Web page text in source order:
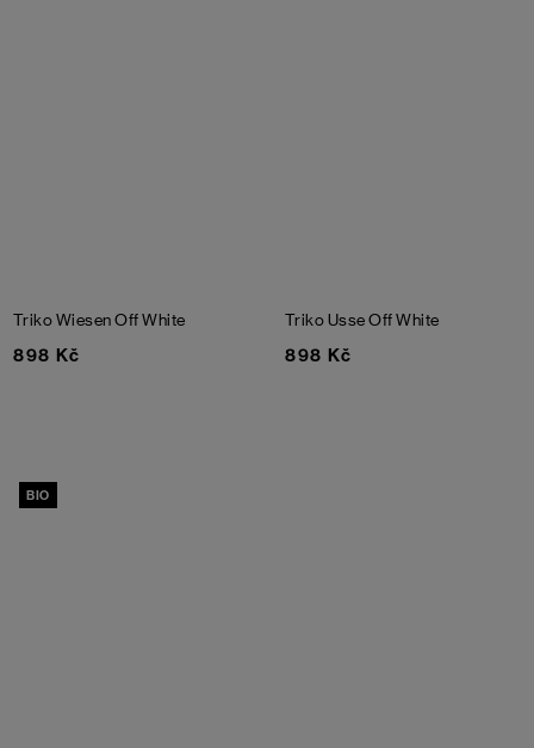
Triko WiesenOff White
898 Kč
Triko UsseOff White
898 Kč
BIO